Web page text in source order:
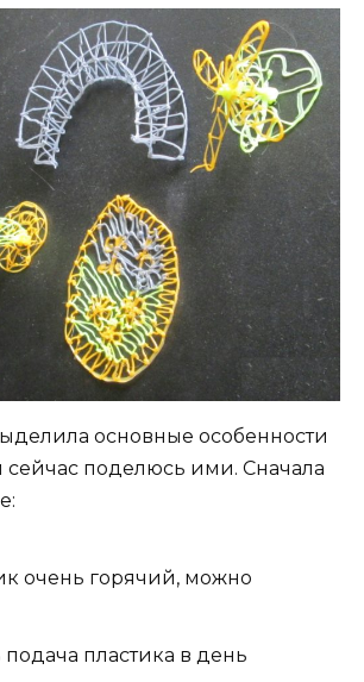
основные особенности
поделюсь ими. Сначала
очень горячий, можно
пластика в день